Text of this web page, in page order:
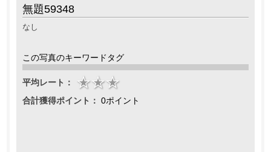
無題59348
なし
この写真のキーワードタグ
平均レート：
合計獲得ポイント： 0ポイント